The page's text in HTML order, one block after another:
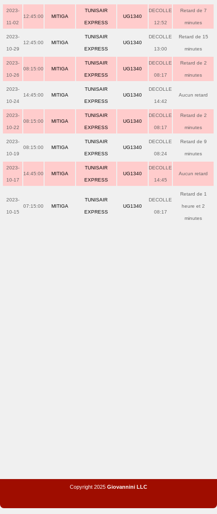
2023-
11-02
12:45:00 MITIGA
TUNISAIR
EXPRESS
UG1340
DECOLLE
12:52
Retard de 7
minutes
2023-
10-29
12:45:00 MITIGA
TUNISAIR
EXPRESS
UG1340
DECOLLE
13:00
Retard de 15
minutes
2023-
10-26
08:15:00 MITIGA
TUNISAIR
EXPRESS
UG1340
DECOLLE
08:17
Retard de 2
minutes
2023-
10-24
14:45:00 MITIGA
TUNISAIR
EXPRESS
UG1340
DECOLLE
14:42
Aucun retard
2023-
10-22
08:15:00 MITIGA
TUNISAIR
EXPRESS
UG1340
DECOLLE
08:17
Retard de 2
minutes
2023-
10-19
08:15:00 MITIGA
TUNISAIR
EXPRESS
UG1340
DECOLLE
08:24
Retard de 9
minutes
2023-
10-17
14:45:00 MITIGA
TUNISAIR
EXPRESS
UG1340
DECOLLE
14:45
Aucun retard
2023-
10-15
07:15:00 MITIGA
TUNISAIR
EXPRESS
UG1340
DECOLLE
08:17
Retard de 1
heure et 2
minutes
Copyright 2025 Giovannini LLC